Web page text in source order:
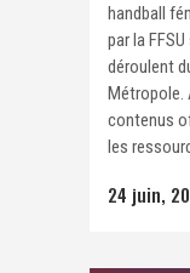
handball
par la
déroulent
Métropole.
contenus
les
24 juin,